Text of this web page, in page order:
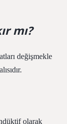
mı?
değişmekle
olarak